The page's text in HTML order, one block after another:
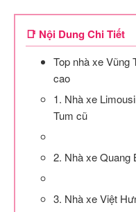
📑 Nội Dung Chi Tiết
Top nhà xe Vũng
cao
1. Nhà xe
Tum cũ
2. Nhà xe Quang
3. Nhà xe Việt